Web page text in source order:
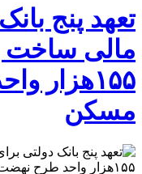
تعهد پنج
مالی ساخت
مسکن